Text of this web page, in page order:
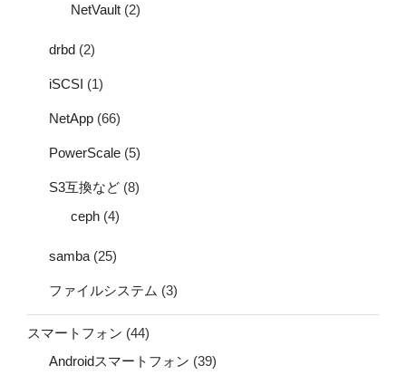
NetVault (2)
drbd (2)
iSCSI (1)
NetApp (66)
PowerScale (5)
S3互換など (8)
ceph (4)
samba (25)
ファイルシステム (3)
スマートフォン (44)
Androidスマートフォン (39)